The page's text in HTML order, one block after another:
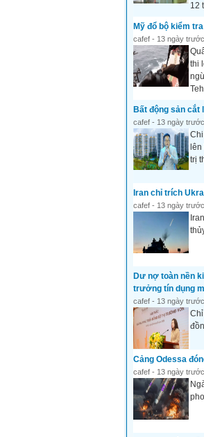
12
Mỹ đổ bộ kiểm
cafef - 13 ngày trước
thi
Bất động sản cắt
cafef - 13 ngày trước
trị
Iran chỉ trích
cafef - 13 ngày trước
Dư nợ toàn nền
trưởng tín dụng
cafef - 13 ngày trước
Cảng Odessa
cafef - 13 ngày trước